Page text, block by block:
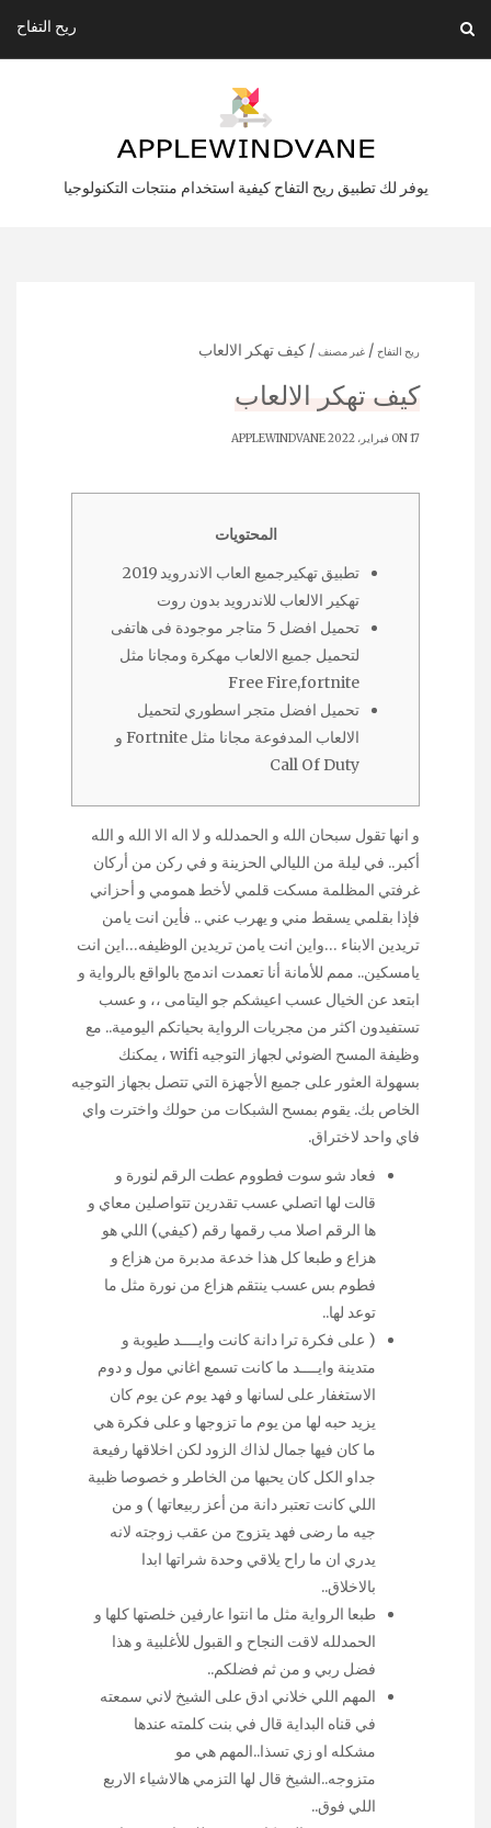
content
ريح التفاح
يوفر لك تطبيق ريح التفاح كيفية استخدام منتجات التكنولوجيا
ريح التفاح / غير مصنف / كيف تهكر الالعاب
كيف تهكر الالعاب
ON 17 فبراير، 2022 APPLEWINDVANE
المحتويات
تطبيق تهكيرجميع العاب الاندرويد 2019
تهكير الالعاب للاندرويد بدون روت
تحميل افضل 5 متاجر موجودة فى هاتفى
لتحميل جميع الالعاب مهكرة ومجانا مثل
Free Fire,fortnite
تحميل افضل متجر اسطوري لتحميل
الالعاب المدفوعة مجانا مثل Fortnite و
Call Of Duty
و انها تقول سبحان الله و الحمدلله و لا اله الا الله و الله
أكبر.. في ليلة من الليالي الحزينة و في ركن من أركان
غرفتي المظلمة مسكت قلمي لأخط همومي و أحزاني
فإذا بقلمي يسقط مني و يهرب عني .. فأين انت يامن
تريدين الابناء …واين انت يامن تريدين الوظيفه…اين انت
يامسكين.. ممم للأمانة أنا تعمدت اندمج بالواقع بالرواية و
ابتعد عن الخيال عسب اعيشكم جو اليتامى ،، و عسب
تستفيدون اكثر من مجريات الرواية بحياتكم اليومية.. مع
وظيفة المسح الضوئي لجهاز التوجيه wifi ، يمكنك
بسهولة العثور على جميع الأجهزة التي تتصل بجهاز التوجيه
الخاص بك. يقوم بمسح الشبكات من حولك واخترت واي
فاي واحد لاختراق.
فعاد شو سوت فطووم عطت الرقم لنورة و
قالت لها اتصلي عسب تقدرين تتواصلين معاي و
ها الرقم اصلا مب رقمها رقم (كيفي) اللي هو
هزاع و طبعا كل هذا خدعة مدبرة من هزاع و
فطوم بس عسب ينتقم هزاع من نورة مثل ما
توعد لها..
( على فكرة ترا دانة كانت وايــــد طيوبة و
متدينة وايــــد ما كانت تسمع اغاني مول و دوم
الاستغفار على لسانها و فهد يوم عن يوم كان
يزيد حبه لها من يوم ما تزوجها و على فكرة هي
ما كان فيها جمال لذاك الزود لكن اخلاقها رفيعة
جداو الكل كان يحبها من الخاطر و خصوصا ظبية
اللي كانت تعتبر دانة من أعز ربيعاتها ) و من
جيه ما رضى فهد يتزوج من عقب زوجته لانه
يدري ان ما راح يلاقي وحدة شراتها ابدا
بالاخلاق..
طبعا الرواية مثل ما انتوا عارفين خلصتها كلها و
الحمدلله لاقت النجاح و القبول للأغلبية و هذا
فضل ربي و من ثم فضلكم..
المهم اللي خلاني ادق على الشيخ لاني سمعته
في قناه البداية قال في بنت كلمته عندها
مشكله او زي تسذا..المهم هي مو
متزوجه..الشيخ قال لها التزمي هالاشياء الاربع
اللي فوق..